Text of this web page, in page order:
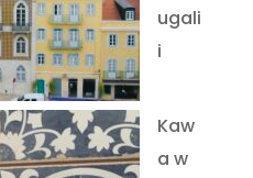
ugali
i
Kaw
a w